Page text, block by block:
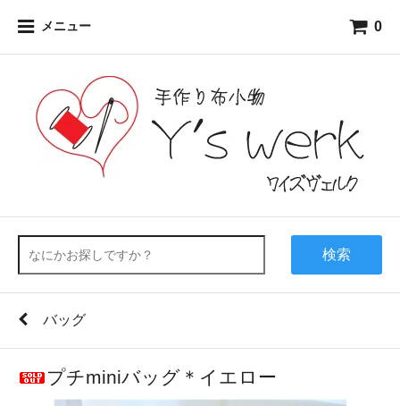
メニュー 0
検索
バッグ
プチminiバッグ＊イエロー